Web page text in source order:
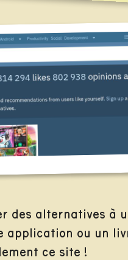
des alternatives à
application ou un
ce site !